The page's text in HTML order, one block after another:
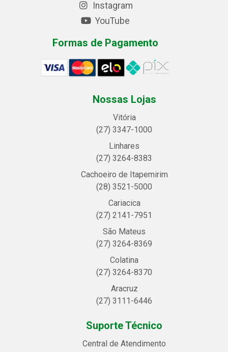
Instagram
YouTube
Formas de Pagamento
Nossas Lojas
Vitória
(27) 3347-1000
Linhares
(27) 3264-8383
Cachoeiro de Itapemirim
(28) 3521-5000
Cariacica
(27) 2141-7951
São Mateus
(27) 3264-8369
Colatina
(27) 3264-8370
Aracruz
(27) 3111-6446
Suporte Técnico
Central de Atendimento